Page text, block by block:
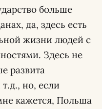
больше
да, здесь есть
жизни людей с
Здесь не
развита
но, если
кажется, Польша